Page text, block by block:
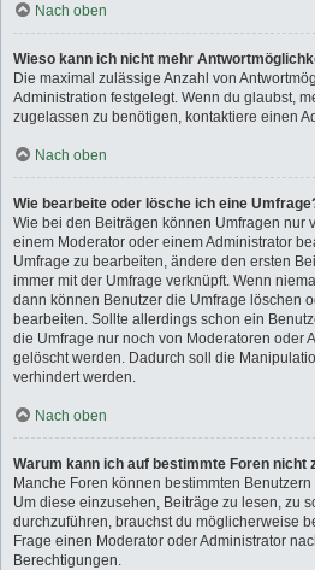
Nach oben
Wieso kann ich nicht mehr
Die maximal zulässige Anzahl von
Administration festgelegt. Wenn du glaubst,
zugelassen zu benötigen, kontaktiere einen
Nach oben
Wie bearbeite oder lösche ich eine
Wie bei den Beiträgen können Umfragen nur
einem Moderator oder einem Administrator
Umfrage zu bearbeiten, ändere den ersten
immer mit der Umfrage verknüpft. Wenn
dann können Benutzer die Umfrage löschen
bearbeiten. Sollte allerdings schon ein
die Umfrage nur noch von Moderatoren oder
gelöscht werden. Dadurch soll die
verhindert werden.
Nach oben
Warum kann ich auf bestimmte Foren nicht
Manche Foren können bestimmten
Um diese einzusehen, Beiträge zu lesen, zu
durchzuführen, brauchst du möglicherweise
Frage einen Moderator oder Administrator
Berechtigungen.